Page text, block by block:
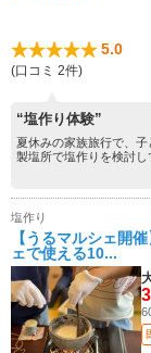
5.0
(口コミ 2件)
“塩作り体験”
夏休みの家族旅行で、
製塩所で塩作りを検討し
塩作り
【うるマルシェ開
ェで使える10...